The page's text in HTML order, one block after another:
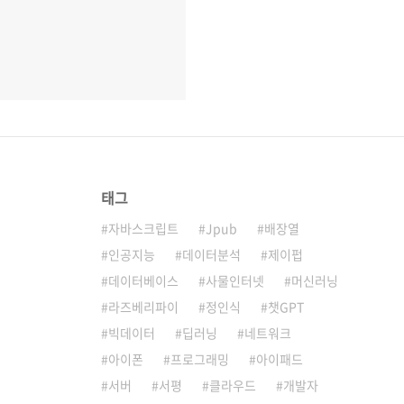
태그
자바스크립트 Jpub
배장열
인공지능
데이터분석
제이펍
데이터베이스
사물인터넷
머신러닝
라즈베리파이
정인식
챗GPT
빅데이터
딥러닝
네트워크
아이폰
프로그래밍
아이패드
서버
서평 클라우드
개발자